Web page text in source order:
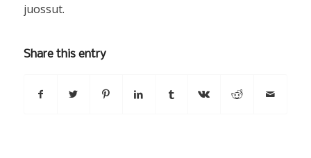
juossut.
Share this entry